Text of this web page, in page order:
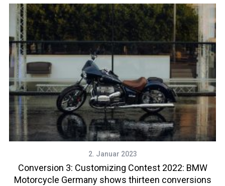
2. Januar 2023
Conversion 3: Customizing Contest 2022: BMW
Motorcycle Germany shows thirteen conversions